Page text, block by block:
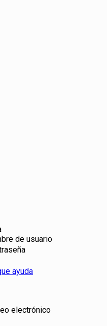
de usuario
ayuda
electrónico